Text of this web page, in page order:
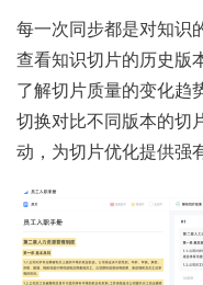
每一次同步都是对知识
查看知识切片的历史版
了解切片质量的变化趋
切换对比不同版本的切
动，为切片优化提供强